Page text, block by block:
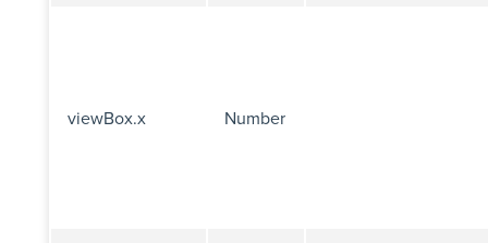
viewBox.x Number